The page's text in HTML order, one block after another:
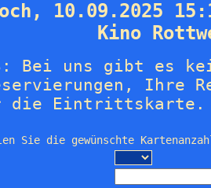
10.09.2025
Kino
Bei uns gibt es
Ihre
die Eintrittskarte.
Sie die gewünschte